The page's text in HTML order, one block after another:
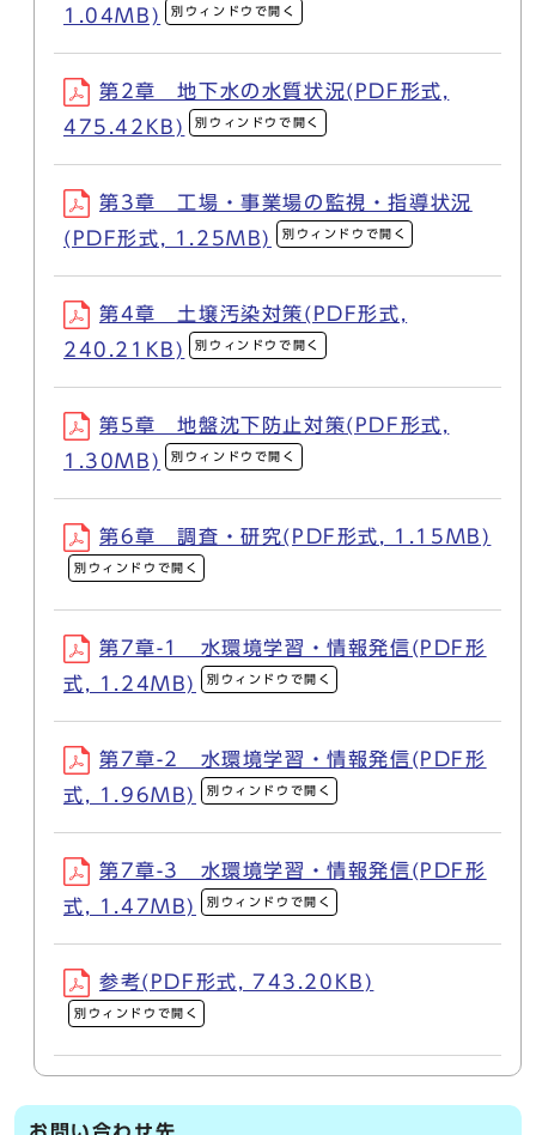
1.04MB)
別ウィンドウで開く
第2章 地下水の水質状況(PDF形式,
475.42KB)
別ウィンドウで開く
第3章 工場・事業場の監視・指導状況
(PDF形式, 1.25MB)
別ウィンドウで開く
第4章 土壌汚染対策(PDF形式,
240.21KB)
別ウィンドウで開く
第5章 地盤沈下防止対策(PDF形式,
1.30MB)
別ウィンドウで開く
第6章 調査・研究(PDF形式, 1.15MB)
別ウィンドウで開く
第7章-1 水環境学習・情報発信(PDF形
式, 1.24MB)
別ウィンドウで開く
第7章-2 水環境学習・情報発信(PDF形
式, 1.96MB)
別ウィンドウで開く
第7章-3 水環境学習・情報発信(PDF形
式, 1.47MB)
別ウィンドウで開く
参考(PDF形式, 743.20KB)
別ウィンドウで開く